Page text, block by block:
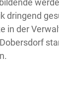
dringend
in der